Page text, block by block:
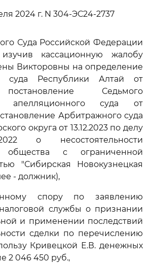
2024 г. N 304-ЭС24-2737
Суда Российской Федерации
кассационную жалобу
Викторовны на определение
суда Республики Алтай от
Седьмого
апелляционного суда от
Арбитражного суда
округа от 13.12.2023 по делу
о несостоятельности
общества с ограниченной
"Сибирская Новокузнецкая
- должник),
спору по заявлению
службы о признании
и применении последствий
сделки по перечислению
Кривецкой Е.В. денежных
2 046 450 руб.,